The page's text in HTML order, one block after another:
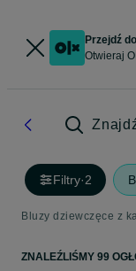
Przejdź
Otwieraj
Filtry·2
Bluzy dziewczęce z
ZNALEŹLIŚMY 99